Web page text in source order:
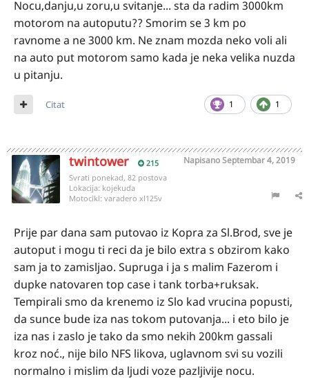
Nocu,danju,u zoru,u svitanje... sta da radim 3000km
motorom na autoputu?? Smorim se 3 km po
ravnome a ne 3000 km. Ne znam mozda neko voli ali
na auto put motorom samo kada je neka velika nuzda
u pitanju.
1 1
Citat
twintower 215 NapisanoSeptembar 4, 2019
Svrati ponekad, 82 postova
Lokacija: kojekuda
Motocikl: varadero xl125v
Prije par dana sam putovao iz Kopra za Sl.Brod, sve je
autoput i mogu ti reci da je bilo extra s obzirom kako
sam ja to zamisljao. Supruga i ja s malim Fazerom i
dupke natovaren top case i tank torba+ruksak.
Tempirali smo da krenemo iz Slo kad vrucina popusti,
da sunce bude iza nas tokom putovanja... i eto bilo je
iza nas i zaslo je tako da smo nekih 200km gassali
kroz noć., nije bilo NFS likova, uglavnom svi su vozili
normalno i mislim da ljudi voze pazljivije nocu.